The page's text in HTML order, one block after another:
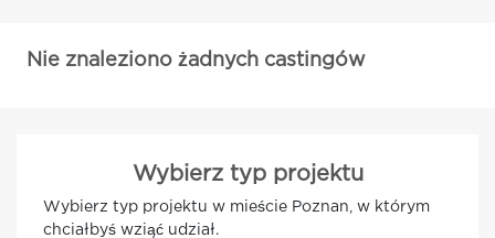
Nie znaleziono żadnych castingów
Wybierz typ projektu
Wybierz typ projektu w mieście Poznan, w którym
chciałbyś wziąć udział.